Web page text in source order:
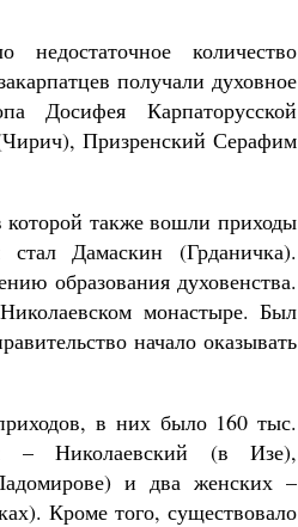
количество
получали духовное
Досифея Карпаторусской
Призренский Серафим
которой также вошли приходы
Дамаскин (Грданичка).
образования духовенства.
монастыре. Был
начало оказывать
в них было 160 тыс.
– Николаевский (в Изе),
и два женских –
Кроме того, существовало